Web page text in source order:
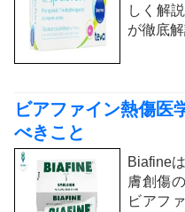
しく解
が徹底解
ビアファイン熱傷医
べきこと
Biafine
膚創傷
ビアフ